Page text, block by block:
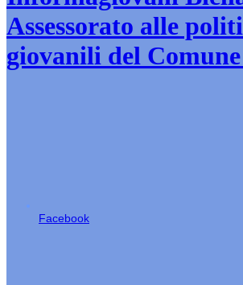
Assessorato alle
giovanili del
Facebook